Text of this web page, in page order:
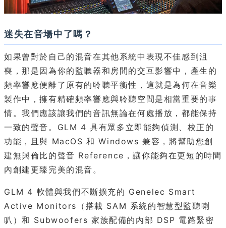
迷失在音場中了嗎？
如果曾對於自己的混音在其他系統中表現不佳感到沮
喪，那是因為你的監聽器和房間的交互影響中，產生的
頻率響應便離了原有的聆聽平衡性，這就是為何在音樂
製作中，擁有精確頻率響應與聆聽空間是相當重要的事
情。我們應該讓我們的音訊無論在何處播放，都能保持
一致的聲音。GLM 4 具有眾多立即能夠偵測、校正的
功能，且與 MacOS 和 Windows 兼容，將幫助您創
建無與倫比的聲音 Reference，讓你能夠在更短的時間
內創建更臻完美的混音。
GLM 4 軟體與我們不斷擴充的 Genelec Smart
Active Monitors（搭載 SAM 系統的智慧型監聽喇
叭）和 Subwoofers 家族配備的內部 DSP 電路緊密